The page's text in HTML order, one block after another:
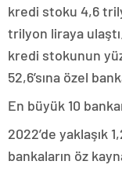
kredi stoku 4,6
trilyon liraya
kredi stokunun
52,6’sına özel
En büyük 10
2022’de yaklaşık
bankaların öz